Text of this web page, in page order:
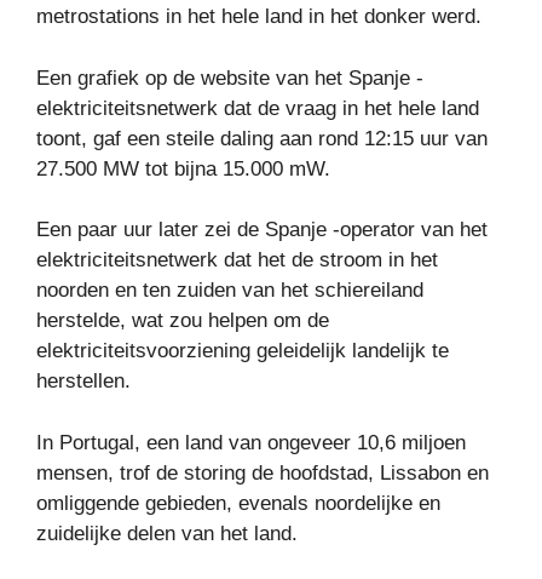
metrostations in het hele land in het donker werd.
Een grafiek op de website van het Spanje -
elektriciteitsnetwerk dat de vraag in het hele land
toont, gaf een steile daling aan rond 12:15 uur van
27.500 MW tot bijna 15.000 mW.
Een paar uur later zei de Spanje -operator van het
elektriciteitsnetwerk dat het de stroom in het
noorden en ten zuiden van het schiereiland
herstelde, wat zou helpen om de
elektriciteitsvoorziening geleidelijk landelijk te
herstellen.
In Portugal, een land van ongeveer 10,6 miljoen
mensen, trof de storing de hoofdstad, Lissabon en
omliggende gebieden, evenals noordelijke en
zuidelijke delen van het land.